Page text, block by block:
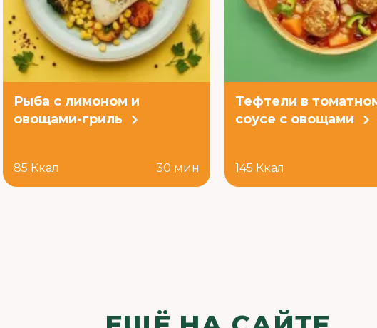
Рыба с лимоном и
овощами-гриль
85 Ккал 30 мин
Тефтели в
соусе с овощами
145 Ккал